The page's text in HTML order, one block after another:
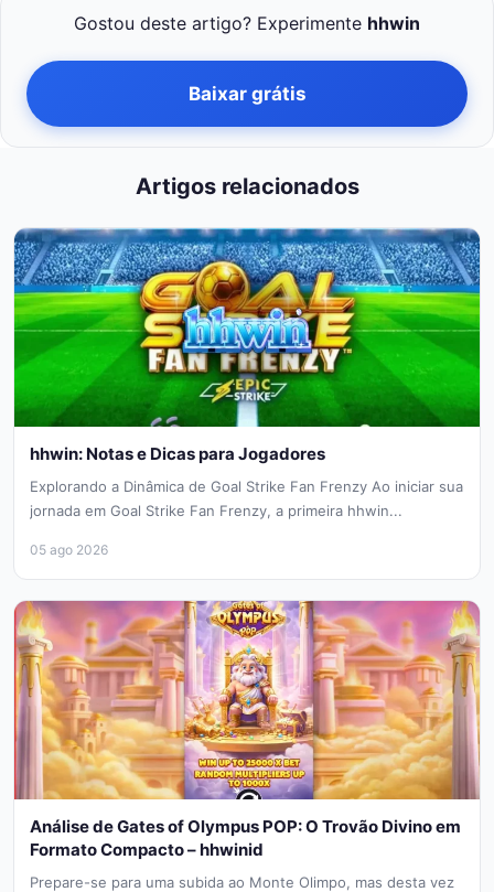
Gostou deste artigo? Experimente hhwin
Baixar grátis
Artigos relacionados
hhwin: Notas e Dicas para Jogadores
Explorando a Dinâmica de Goal Strike Fan Frenzy Ao iniciar sua
jornada em Goal Strike Fan Frenzy, a primeira hhwin...
05 ago 2026
Análise de Gates of Olympus POP: O Trovão Divino em
Formato Compacto – hhwinid
Prepare-se para uma subida ao Monte Olimpo, mas desta vez